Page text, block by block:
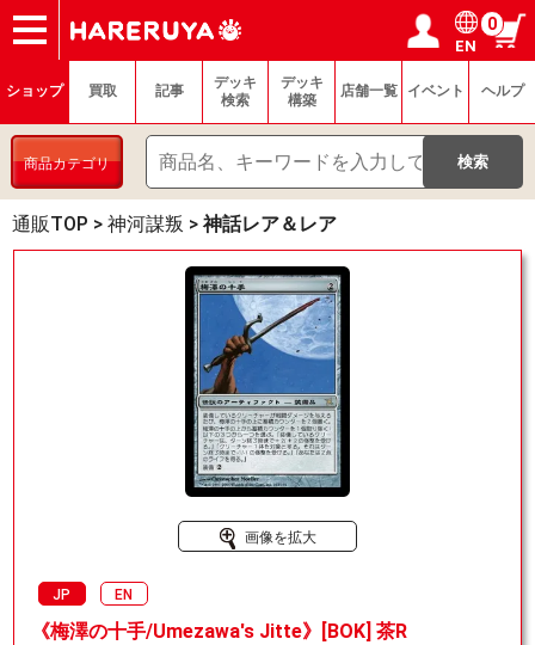
ショップ
買取
記事
デッキ検索
デッキ構築
選手一覧
店舗一覧
イベント
ヘルプ
お問い合わせ ログイン／会員登録
マイページ
EN
0
ショップ 買取 記事
デッキ
検索
デッキ
構築
店舗一覧 イベント ヘルプ
商品カテゴリ
通販TOP > 神河謀叛 > 神話レア＆レア
画像を拡大
JP EN
《梅澤の十手/Umezawa's Jitte》[BOK] 茶R